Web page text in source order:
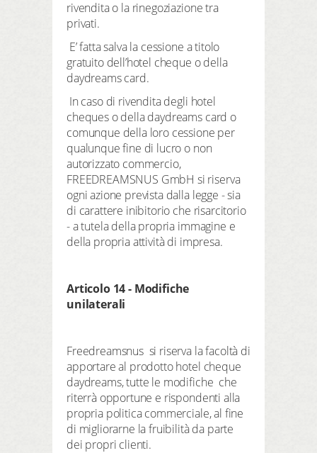
rivendita o la rinegoziazione tra
privati.
E’ fatta salva la cessione a titolo
gratuito dell’hotel cheque o della
daydreams card.
In caso di rivendita degli hotel
cheques o della daydreams card o
comunque della loro cessione per
qualunque fine di lucro o non
autorizzato commercio,
FREEDREAMSNUS GmbH si riserva
ogni azione prevista dalla legge - sia
di carattere inibitorio che risarcitorio
- a tutela della propria immagine e
della propria attività di impresa.
Articolo 14 - Modifiche
unilaterali
Freedreamsnus si riserva la facoltà di
apportare al prodotto hotel cheque
daydreams, tutte le modifiche che
riterrà opportune e rispondenti alla
propria politica commerciale, al fine
di migliorarne la fruibilità da parte
dei propri clienti.